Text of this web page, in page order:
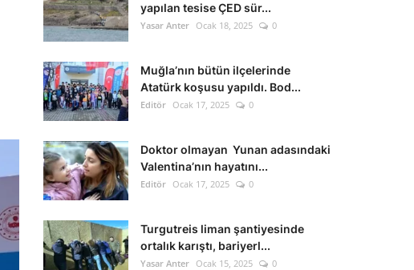
yapılan tesise ÇED sür...
Yasar Anter Ocak 18, 2025 0
Muğla’nın bütün ilçelerinde
Atatürk koşusu yapıldı. Bod...
Editör Ocak 17, 2025 0
Doktor olmayan Yunan adasındaki
Valentina’nın hayatını...
Editör Ocak 17, 2025 0
Turgutreis liman şantiyesinde
ortalık karıştı, bariyerl...
Yasar Anter Ocak 15, 2025 0